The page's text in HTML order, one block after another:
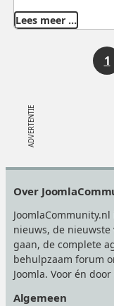
Lees meer …
1
Over
nieuws, de
gaan, de complete
behulpzaam forum
Joomla. Voor én
Algemeen